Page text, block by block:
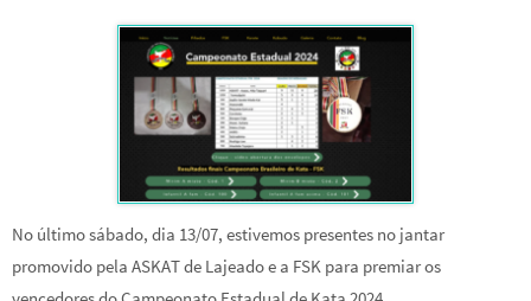
No último sábado, dia 13/07, estivemos presentes no jantar
promovido pela ASKAT de Lajeado e a FSK para premiar os